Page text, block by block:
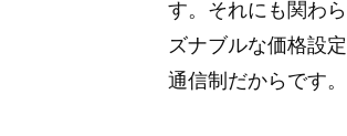
す。それにも関わ
ズナブルな価格設
通信制だからです。